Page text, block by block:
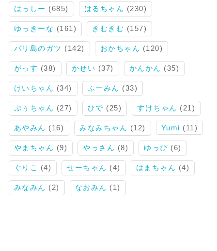
はっしー (685) はるちゃん (230)
ゆっきーな (161) きむきむ (157)
バリ島のガツ (142) おかちゃん (120)
がっす (38) かせい (37) かんかん (35)
けいちゃん (34) ふーみん (33)
ぷぅちゃん (27) ひで (25) すけちゃん (21)
あやみん (16) みなみちゃん (12) Yumi (11)
やまちゃん (9) やっさん (8) ゆっぴ (6)
ぐりこ (4) せーちゃん (4) はまちゃん (4)
みなみん (2) なおみん (1)